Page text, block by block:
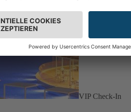
VIP Check-In